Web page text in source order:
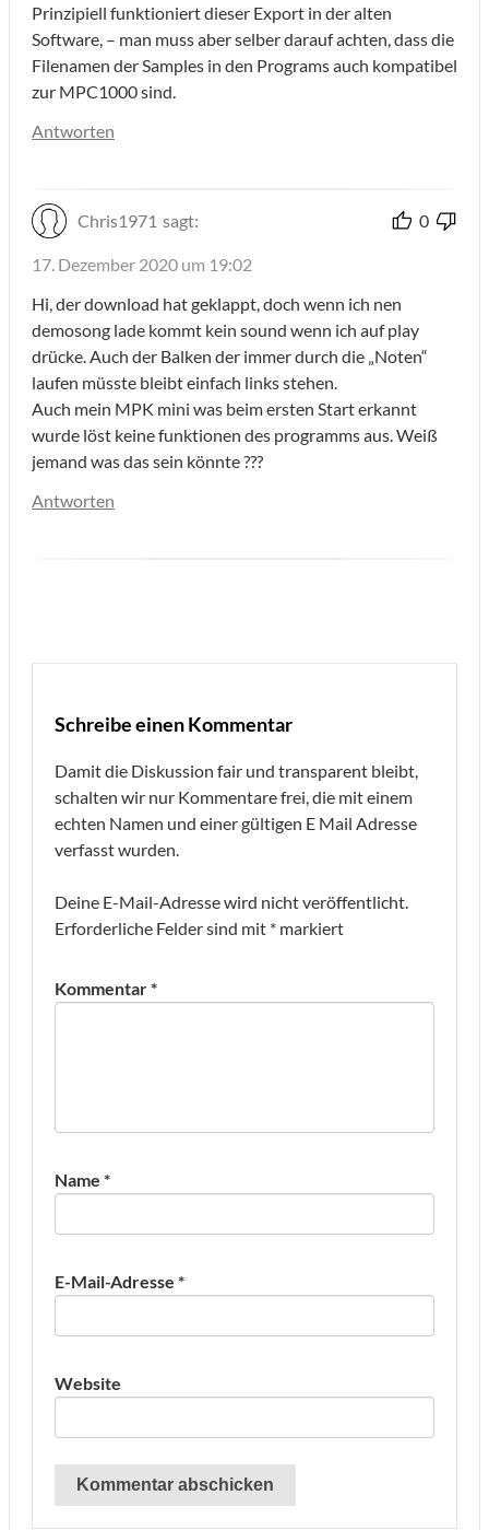
Prinzipiell funktioniert dieser Export in der alten
Software, – man muss aber selber darauf achten, dass die
Filenamen der Samples in den Programs auch kompatibel
zur MPC1000 sind.
Antworten
Chris1971 sagt: 0
17. Dezember 2020 um 19:02
Hi, der download hat geklappt, doch wenn ich nen
demosong lade kommt kein sound wenn ich auf play
drücke. Auch der Balken der immer durch die „Noten“
laufen müsste bleibt einfach links stehen.
Auch mein MPK mini was beim ersten Start erkannt
wurde löst keine funktionen des programms aus. Weiß
jemand was das sein könnte ???
Antworten
Schreibe einen Kommentar
Damit die Diskussion fair und transparent bleibt,
schalten wir nur Kommentare frei, die mit einem
echten Namen und einer gültigen E Mail Adresse
verfasst wurden.
Deine E-Mail-Adresse wird nicht veröffentlicht.
Erforderliche Felder sind mit * markiert
Kommentar*
Name *
E-Mail-Adresse *
Website